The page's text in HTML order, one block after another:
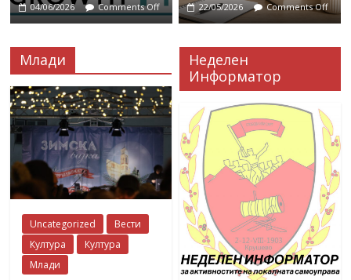
04/06/2026 Comments Off 22/05/2026 Comments Off
Млади
Uncategorized
Вести
Култура
Култура
Млади
Неделен
Информатор